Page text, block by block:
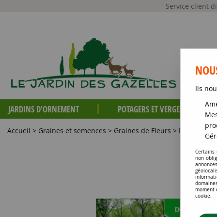
Service client
JARDINS D'ORNEMENT POTAGERS ET VERGERS
Accueil > Graines et semences > Graines de Fleurs > Mélanges
Ils
Certains
non
moment
cookie.